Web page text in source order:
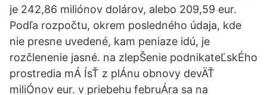
je 242,86 miliónov dolárov, alebo 209,59 eur.
Podľa rozpočtu, okrem posledného údaja, kde
nie presne uvedené, kam peniaze idú, je
rozčlenenie jasné. na zlepŠenie podnikateĽskÉho
prostredia mÁ ÍsŤ z plÁnu obnovy devÄŤ
miliÓnov eur. v priebehu februÁra sa na